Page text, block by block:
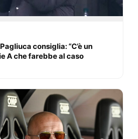
consiglia: “C’è un
A che farebbe al caso